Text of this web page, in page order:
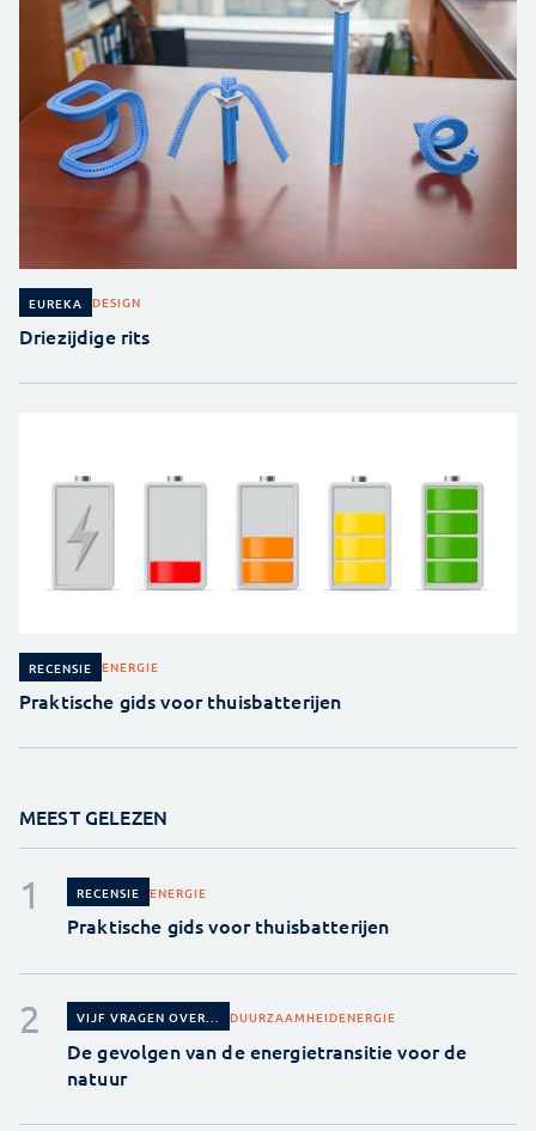
EUREKA DESIGN
Driezijdige rits
RECENSIE ENERGIE
Praktische gids voor thuisbatterijen
MEEST GELEZEN
RECENSIE ENERGIE
Praktische gids voor thuisbatterijen
VIJF VRAGEN OVER... DUURZAAMHEIDENERGIE
De gevolgen van de energietransitie voor de
natuur